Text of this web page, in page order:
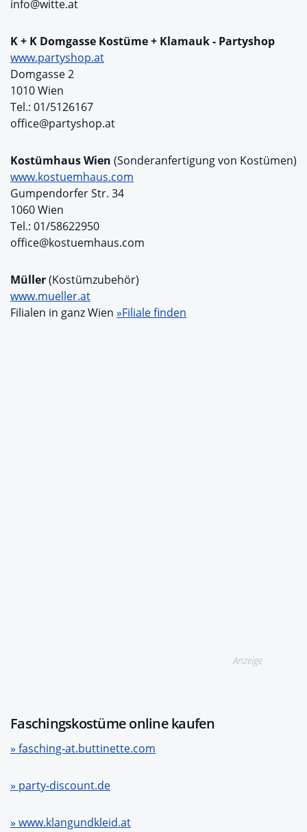
info@witte.at
K + K Domgasse Kostüme + Klamauk - Partyshop
www.partyshop.at
Domgasse 2
1010 Wien
Tel.: 01/5126167
office@partyshop.at
Kostümhaus Wien (Sonderanfertigung von Kostümen)
www.kostuemhaus.com
Gumpendorfer Str. 34
1060 Wien
Tel.: 01/58622950
office@kostuemhaus.com
Müller(Kostümzubehör)
www.mueller.at
Filialen in ganz Wien »Filiale finden
Anzeige
Faschingskostüme online kaufen
» fasching-at.buttinette.com
» party-discount.de
» www.klangundkleid.at